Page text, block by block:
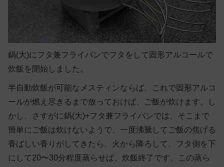
鍋(大)にフタ兼フライパンでフタをして固形アルコールで
炊飯を開始しました。
半自動炊飯が可能なメスティンならば、これで固形アルコ
ールが燃え尽きるまで放っておけば、ご飯が炊けます。し
かし、さすがに鍋(大)+フタ兼フライパンでは、そこまで
簡単にご飯は炊けないようで、一度沸騰してご飯の焦げる
香ばしい香りがしてきたら、火から降ろして、フタ側を下
にして20〜30分程度蒸らせば、炊飯終了です。この蒸ら